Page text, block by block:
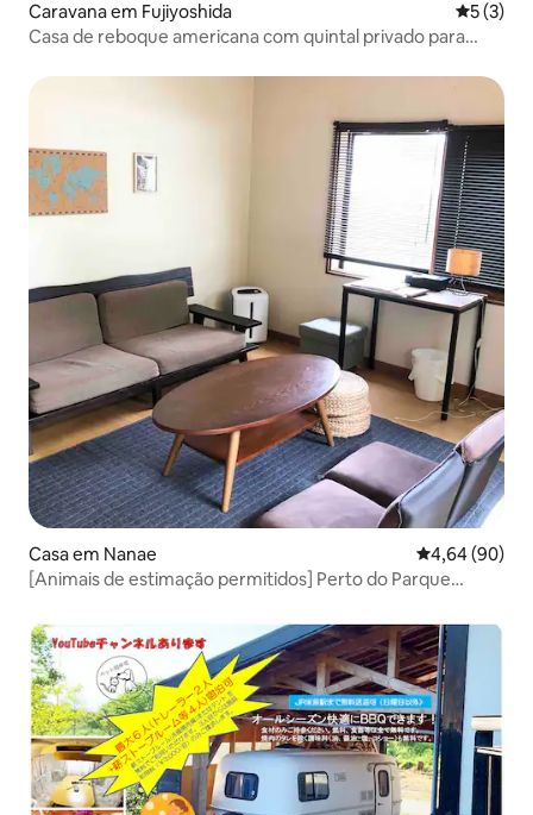
Caravana em Fujiyoshida
5 (3)
Casa de reboque americana com quintal privado para
deck de madeira ao ar livre
Casa em Nanae Classificação
4,64 (90)
[Animais de estimação permitidos] Perto do Parque
experiência na natureza!